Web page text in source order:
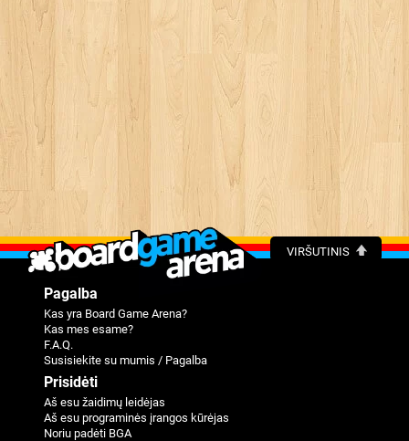
VIRŠUTINIS
Pagalba
Kas yra Board Game Arena?
Kas mes esame?
F.A.Q.
Susisiekite su mumis / Pagalba
Prisidėti
Aš esu žaidimų leidėjas
Aš esu programinės įrangos kūrėjas
Noriu padėti BGA